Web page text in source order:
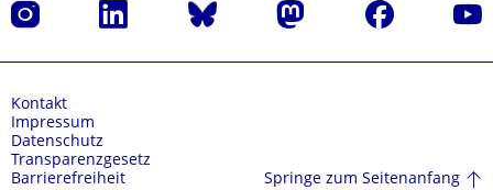
Instagram LinkedIn Bluesky Mastodon Facebook
Kontakt
Impressum
Datenschutz
Transparenzgesetz
Barrierefreiheit
Springe zum Seitenanfang